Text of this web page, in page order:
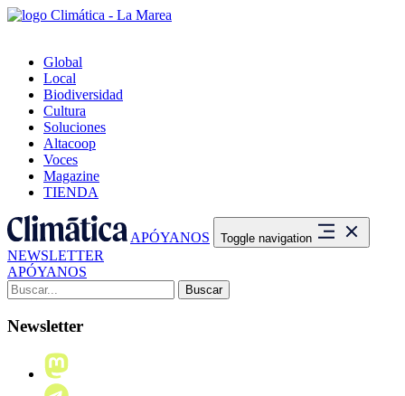
Global
Local
Biodiversidad
Cultura
Soluciones
Altacoop
Voces
Magazine
TIENDA
APÓYANOS Toggle navigation
NEWSLETTER
APÓYANOS
Buscar:
Newsletter